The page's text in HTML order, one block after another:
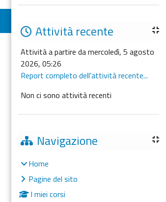
Attività recente
Attività a partire da mercoledì, 5 agosto
2026, 05:26
Report completo dell'attività recente...
Non ci sono attività recenti
Navigazione
Home
Pagine del sito
I miei corsi